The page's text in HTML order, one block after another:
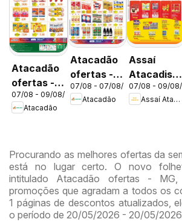
Atacadão
ofertas -
DF
07/08 - 09/08/2026
Atacadão
Atacadão
ofertas -
DF
07/08 - 07/08/2026
Atacadão
Assaí
Atacadista
ofertas -
DF
07/08 - 09/
Assaí Atacadista
Procurando as melhores ofertas da
está no lugar certo. O novo
intitulado Atacadão ofertas -
promoções que agradam a todos os
1 páginas de descontos atualizados,
o período de 20/05/2026 - 20/05/